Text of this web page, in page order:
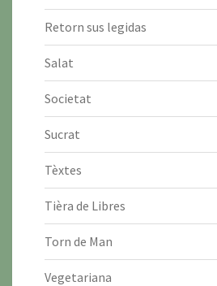
Retorn sus legidas
Salat
Societat
Sucrat
Tèxtes
Tièra de Libres
Torn de Man
Vegetariana